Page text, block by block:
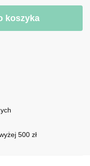
koszyka
500 zł